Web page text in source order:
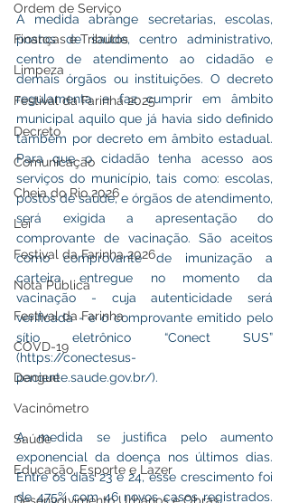
Ordem de Serviço
Finanças e Tributos
Limpeza
Festival da Farinha 2025
Decreto
Comunicação
Cheia do Rio 2026
Lei
Festival da Farinha 2026
Nota Pública
Festival da Farinha
COVD-19
Dengue
Vacinômetro
Saúde
Educação, Esporte e Lazer
A medida abrange secretarias, escolas,
postos de saúde, centro administrativo,
centro de atendimento ao cidadão e
demais órgãos ou instituições. O decreto
regulamenta e faz cumprir em âmbito
municipal aquilo que já havia sido definido
também por decreto em âmbito estadual.
Para que o cidadão tenha acesso aos
serviços do município, tais como: escolas,
postos de saúde, e órgãos de atendimento,
será exigida a apresentação do
comprovante de vacinação. São aceitos
como comprovante de imunização a
carteira entregue no momento da
vacinação - cuja autenticidade será
verificada - e o comprovante emitido pelo
sítio eletrônico “Conect SUS”
(https://conectesus-
paciente.saude.gov.br/).
A medida se justifica pelo aumento
exponencial da doença nos últimos dias.
Entre os dias 23 e 24, esse crescimento foi
de 475% com 46 novos casos registrados.